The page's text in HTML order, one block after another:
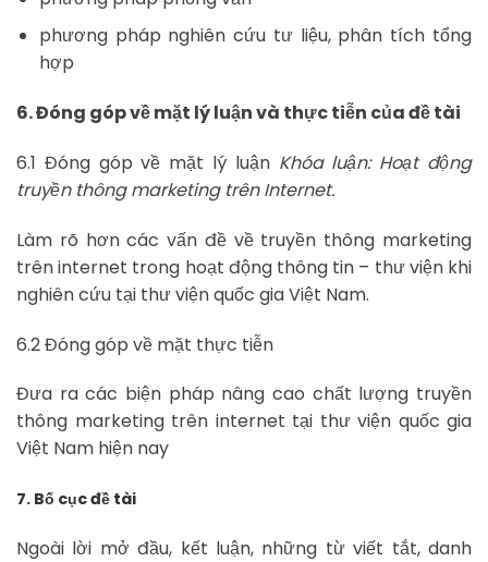
phương pháp nghiên cứu tư liệu, phân tích tổng
hợp
6. Đóng góp về mặt lý luận và thực tiễn của đề tài
6.1 Đóng góp về mặt lý luận Khóa luận: Hoạt động
truyền thông marketing trên Internet.
Làm rõ hơn các vấn đề về truyền thông marketing
trên internet trong hoạt động thông tin – thư viện khi
nghiên cứu tại thư viện quốc gia Việt Nam.
6.2 Đóng góp về mặt thực tiễn
Đưa ra các biện pháp nâng cao chất lượng truyền
thông marketing trên internet tại thư viện quốc gia
Việt Nam hiện nay
7. Bố cục đề tài
Ngoài lời mở đầu, kết luận, những từ viết tắt, danh